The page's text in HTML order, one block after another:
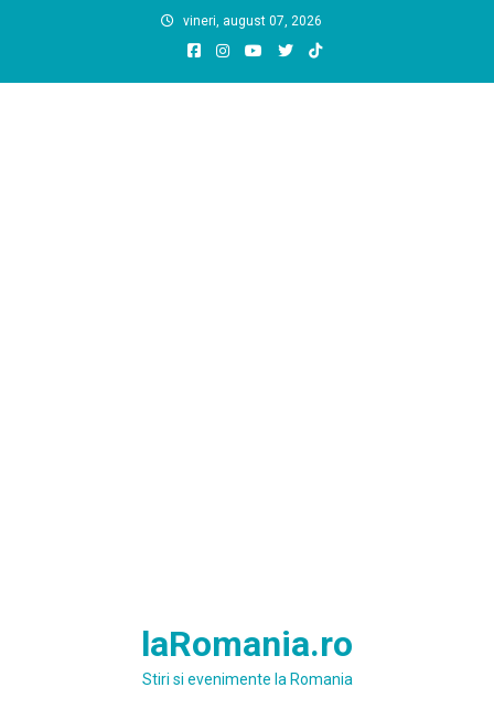
vineri, august 07, 2026
laRomania.ro
Stiri si evenimente la Romania